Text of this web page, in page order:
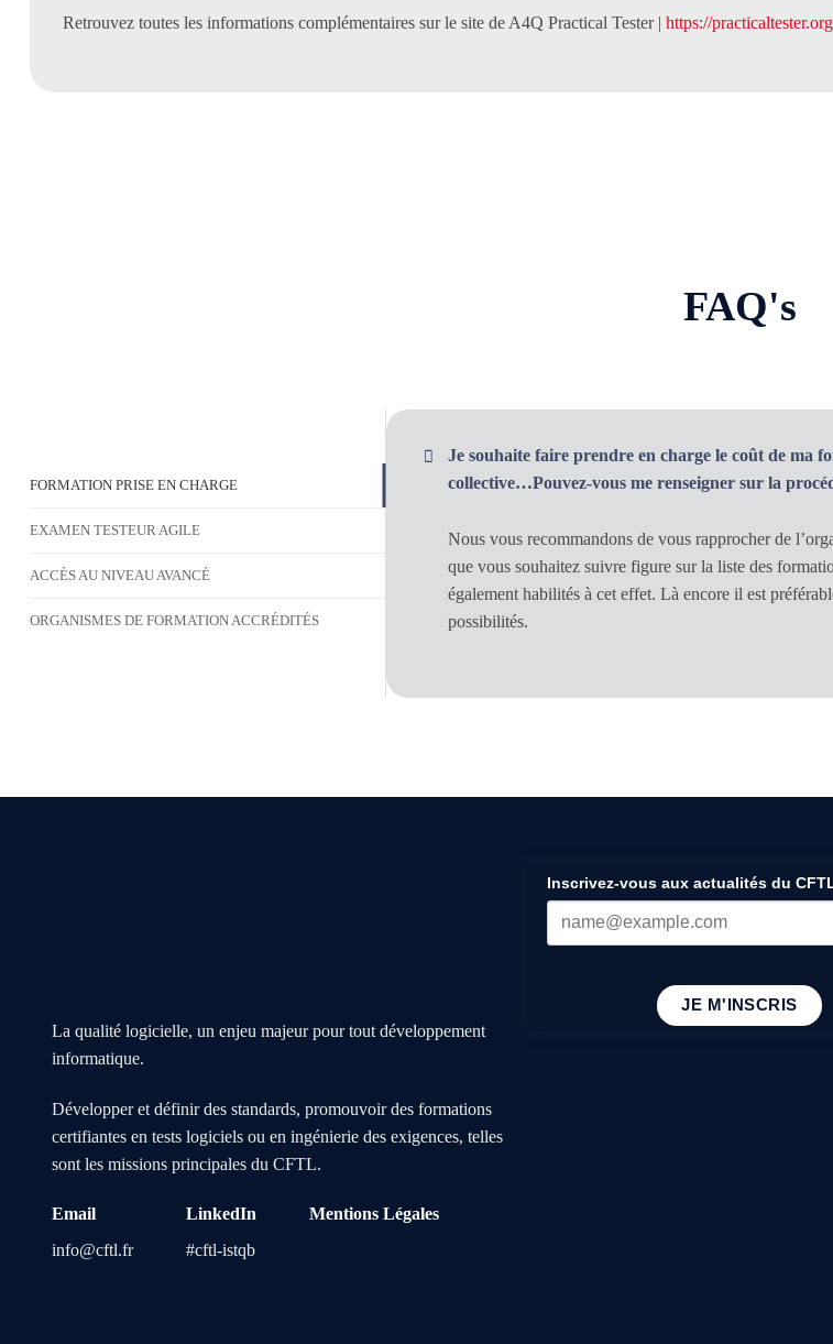
Retrouvez toutes les informations complémentaires sur le site de A4Q Practical Tester | https://
FAQ's
FORMATION PRISE EN CHARGE
EXAMEN TESTEUR AGILE
ACCÈS AU NIVEAU AVANCÉ
ORGANISMES DE FORMATION ACCRÉDITÉS
Je souhaite faire prendre en charge le coût de
collective…Pouvez-vous me renseigner sur la
Nous vous recommandons de vous rapprocher de
que vous souhaitez suivre figure sur la liste des
également habilités à cet effet. Là encore il est
possibilités.
La qualité logicielle, un enjeu majeur pour tout développement
informatique.
Développer et définir des standards, promouvoir des formations
certifiantes en tests logiciels ou en ingénierie des exigences, telles
sont les missions principales du CFTL.
Email
info@cftl.fr
LinkedIn
#cftl-istqb
Mentions Légales
Inscrivez-vous aux actualités du
JE M'INSCRIS